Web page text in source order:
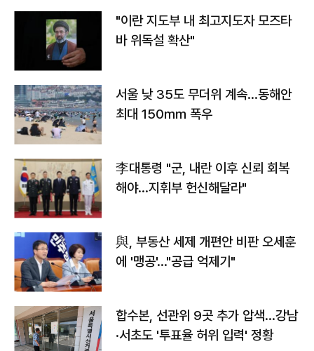
"이란 지도부 내 최고지도자 모즈타
바 위독설 확산"
서울 낮 35도 무더위 계속…동해안
최대 150㎜ 폭우
李대통령 "군, 내란 이후 신뢰 회복
해야…지휘부 헌신해달라"
與, 부동산 세제 개편안 비판 오세훈
에 '맹공'…"공급 억제기"
합수본, 선관위 9곳 추가 압색…강남
·서초도 '투표율 허위 입력' 정황